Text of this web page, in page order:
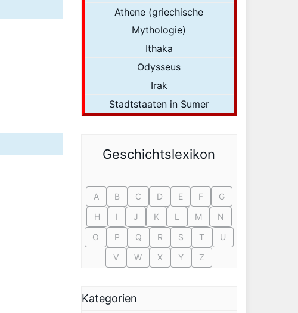
Athene (griechische
Mythologie)
Ithaka
Odysseus
Irak
Stadtstaaten in Sumer
Geschichtslexikon
A B C D E F
G
H
I J K L M
N
O
P Q R S T
U
V
W X Y Z
Kategorien